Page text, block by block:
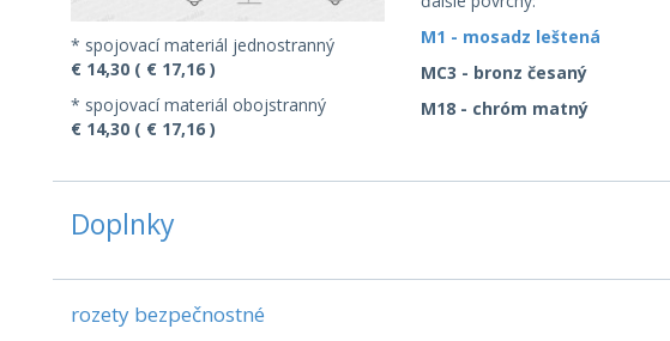
* spojovací materiál jednostranný
€ 14,30 ( € 17,16 )
* spojovací materiál obojstranný
€ 14,30 ( € 17,16 )
M1 - mosadz leštená
MC3 - bronz česaný
M18 - chróm matný
Doplnky
rozety bezpečnostné